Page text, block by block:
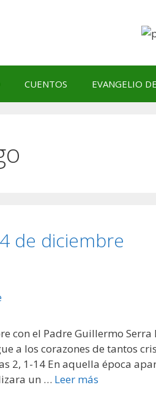
CUENTOS EVANGELIO
de diciembre
con el Padre Guillermo
a los corazones de tantos
2, 1-14 En aquella época
un … Leer más